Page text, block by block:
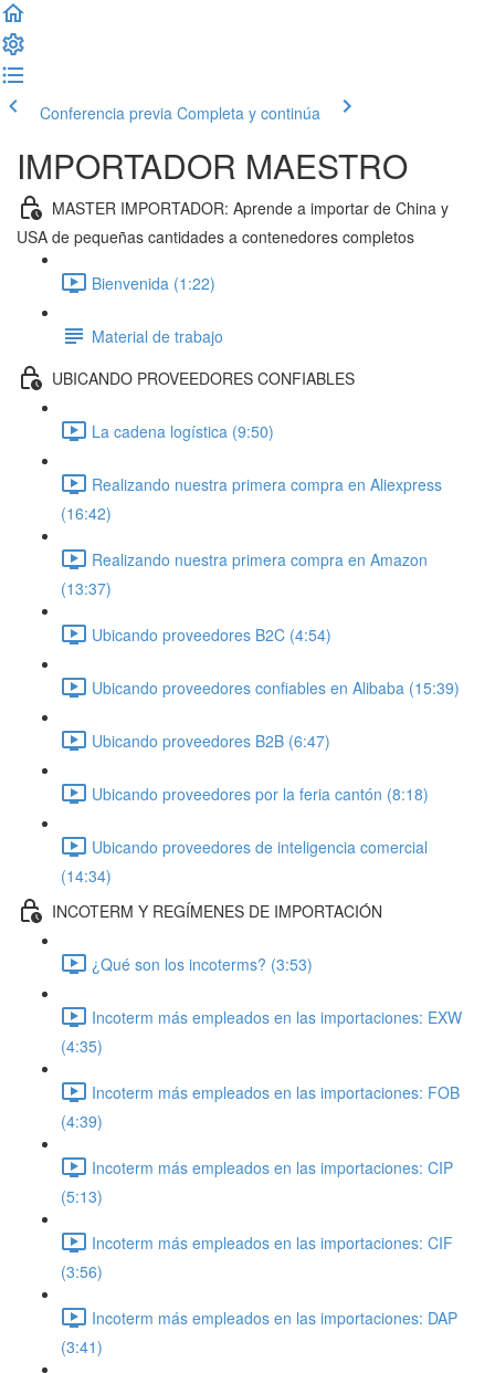
Conferencia previa Completa y continúa
IMPORTADOR MAESTRO
MASTER IMPORTADOR: Aprende a importar de China y
USA de pequeñas cantidades a contenedores completos
Bienvenida (1:22)
Material de trabajo
UBICANDO PROVEEDORES CONFIABLES
La cadena logística (9:50)
Realizando nuestra primera compra en Aliexpress
(16:42)
Realizando nuestra primera compra en Amazon
(13:37)
Ubicando proveedores B2C (4:54)
Ubicando proveedores confiables en Alibaba (15:39)
Ubicando proveedores B2B (6:47)
Ubicando proveedores por la feria cantón (8:18)
Ubicando proveedores de inteligencia comercial
(14:34)
INCOTERM Y REGÍMENES DE IMPORTACIÓN
¿Qué son los incoterms? (3:53)
Incoterm más empleados en las importaciones: EXW
(4:35)
Incoterm más empleados en las importaciones: FOB
(4:39)
Incoterm más empleados en las importaciones: CIP
(5:13)
Incoterm más empleados en las importaciones: CIF
(3:56)
Incoterm más empleados en las importaciones: DAP
(3:41)